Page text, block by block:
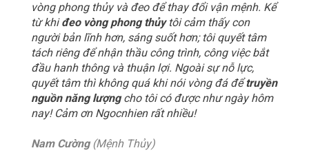
vòng phong thủy và đeo để thay đổi vận mệnh. Kể
từ khiđeo vòng phong thủytôi cảm thấy con
người bản lĩnh hơn, sáng suốt hơn; tôi quyết tâm
tách riêng để nhận thầu công trình, công việc bắt
đầu hanh thông và thuận lợi. Ngoài sự nỗ lực,
quyết tâm thì không quá khi nói vòng đá đểtruyền
nguồn năng lượngcho tôi có được như ngày hôm
nay! Cảm ơn Ngocnhien rất nhiều!
Nam Cường(Mệnh Thủy)